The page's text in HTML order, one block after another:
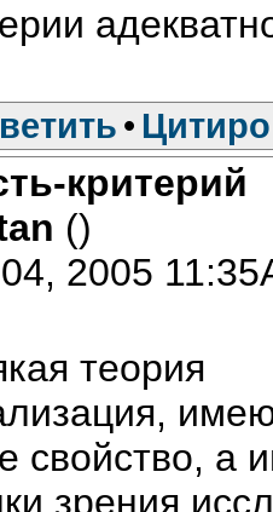
•
критерий
()
2005
теория
свойство, а
зрения